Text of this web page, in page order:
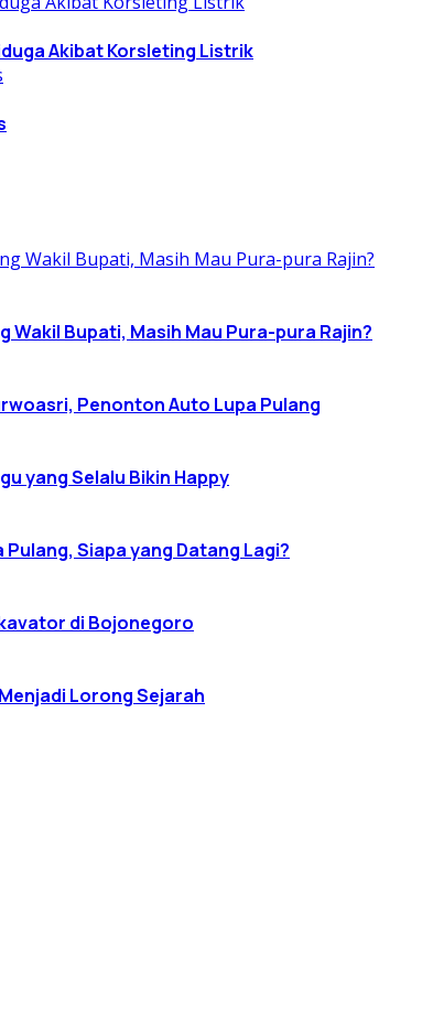
Akibat Korsleting Listrik
Wakil Bupati, Masih Mau Pura-pura Rajin?
Penonton Auto Lupa Pulang
yang Selalu Bikin Happy
Siapa yang Datang Lagi?
di Bojonegoro
Lorong Sejarah